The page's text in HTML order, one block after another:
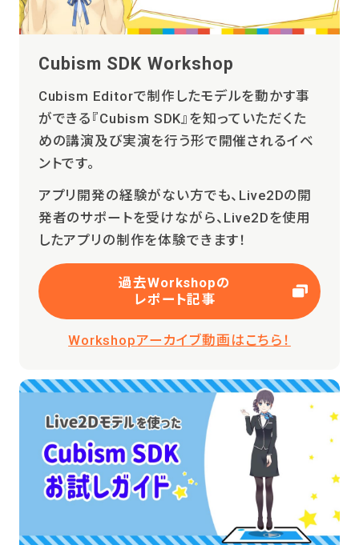
Cubism SDK Workshop
Cubism Editorで制作したモデルを動かす事
ができる『Cubism SDK』を知っていただくた
めの講演及び実演を行う形で開催されるイベ
ントです。
アプリ開発の経験がない方でも、Live2Dの開
発者のサポートを受けながら、Live2Dを使用
したアプリの制作を体験できます！
過去Workshopの
レポート記事
Workshopアーカイブ動画はこちら！